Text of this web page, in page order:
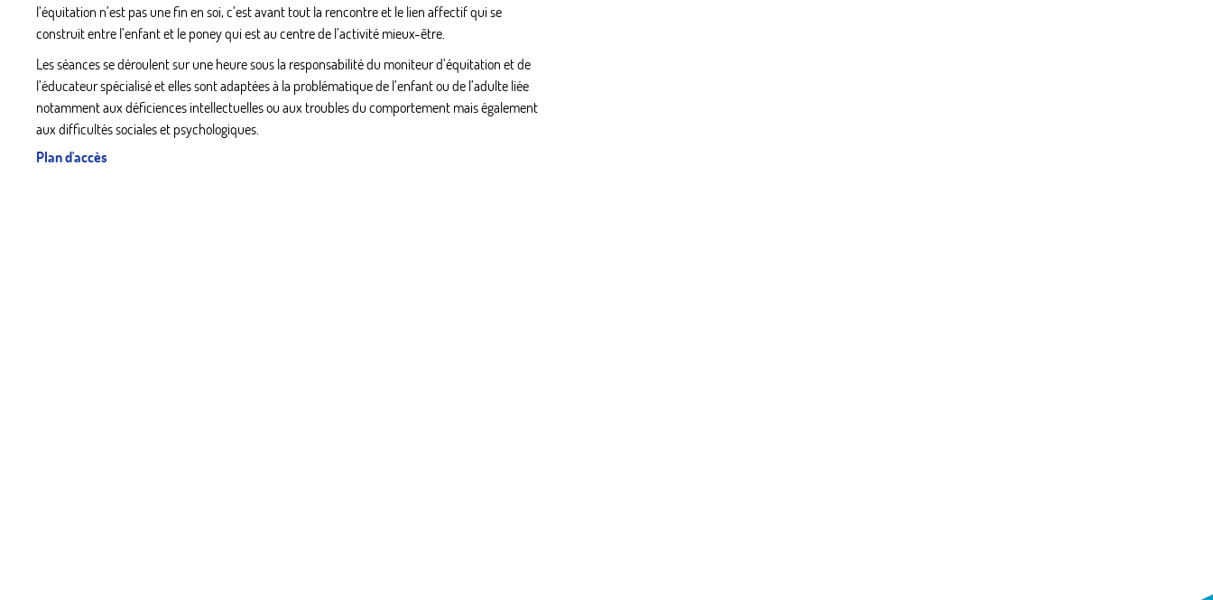
l’équitation n’est pas une fin en soi, c’est avant tout la rencontre et le lien affectif qui se
construit entre l’enfant et le poney qui est au centre de l’activité mieux-être.
Les séances se déroulent sur une heure sous la responsabilité du moniteur d’équitation et de
l’éducateur spécialisé et elles sont adaptées à la problématique de l’enfant ou de l’adulte liée
notamment aux déficiences intellectuelles ou aux troubles du comportement mais également
aux difficultés sociales et psychologiques.
Plan d'accès